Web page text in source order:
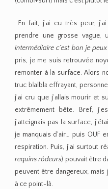
En fait, j’ai eu très peur,
prendre une grosse vague,
intermédiaire c’est bon je
pris, je me suis retrouvée
remonter à la surface. Alors
truc blalbla effrayant,
j’ai cru que j’allais mourir et
extrêmement bête. Bref,
j’atteignais pas la surface,
je manquais d’air… puis OUF
respiration. Puis, j’ai surtout
requins rôdeurs) pouvait être
peuvent être dangereux, mais
à ce point-là.